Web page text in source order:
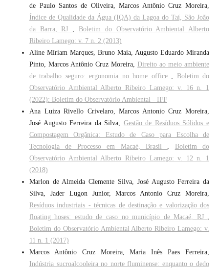
de Paulo Santos de Oliveira, Marcos Antônio Cruz Moreira,
Índice de Qualidade da Água (IQA) da Lagoa do Taí, São João
da Barra, RJ
Boletim do Observatório Ambiental Alberto
Ribeiro Lamego: v. 7 n. 2 (2013)
Aline Míriam Marques, Bruno Maia, Augusto Eduardo Miranda
Pinto, Marcos Antônio Cruz Moreira, Direito ao meio ambiente
de trabalho seguro: ergonomia no home office
Boletim do
Observatório Ambiental Alberto Ribeiro Lamego: v. 16 n. 1
(2022): Boletim do Observatório Ambiental - IFF
Ana Luiza Rivello Crivelaro, Marcos Antonio Cruz Moreira,
José Augusto Ferreira da Silva, Gestão de Resíduos Sólidos e
Compostagem Orgânica: Estudo de Caso para Escolha de
Tecnologia de Processo em Macaé, Brasil
Boletim do
Observatório Ambiental Alberto Ribeiro Lamego: v. 12 n. 1
(2018)
Marlon de Almeida Clemente Silva, José Augusto Ferreira da
Silva, Jader Lugon Junior, Marcos Antonio Cruz Moreira,
Resíduos industriais - técnicas de destinação e valorização dos
floating hoses: estudo de caso no município de Macaé, RJ
Boletim do Observatório Ambiental Alberto Ribeiro Lamego: v.
11 n. 1 (2017)
Marcos Antônio Cruz Moreira, Maria Inês Paes Ferreira,
Indústria sucroalcooleira no norte fluminense: enquanto o dedo